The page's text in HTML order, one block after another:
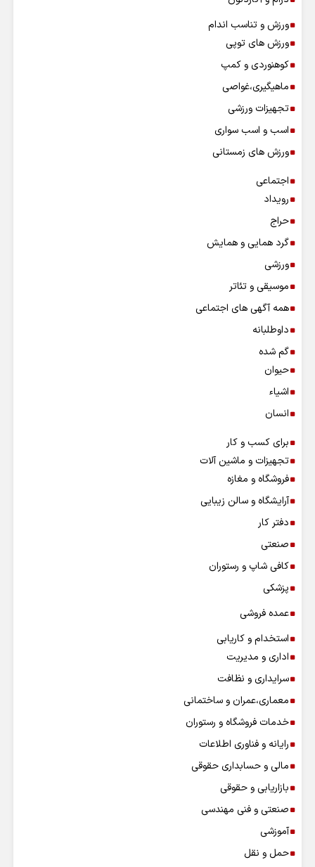
ورزش و تناسب اندام
ورزش های توپی
کوهنوردی و کمپ
ماهیگیری،غواصی
تجهیزات ورزشی
اسب و اسب سواری
ورزش های زمستانی
اجتماعی
رویداد
حراج
گرد همایی و همایش
ورزشی
موسیقی و تئاتر
همه آگهی های اجتماعی
داوطلبانه
گم شده
حیوان
اشیاء
انسان
برای کسب و کار
تجهیزات و ماشین آلات
فروشگاه و مغازه
آرایشگاه و سالن زیبایی
دفتر کار
صنعتی
کافی شاپ و رستوران
پزشکی
عمده فروشی
استخدام و کاریابی
اداری و مدیریت
سرایداری و نظافت
معماری،عمران و ساختمانی
خدمات فروشگاه و رستوران
رایانه و فناوری اطلاعات
مالی و حسابداری حقوقی
بازاریابی و حقوقی
صنعتی و فنی مهندسی
آموزشی
حمل و نقل